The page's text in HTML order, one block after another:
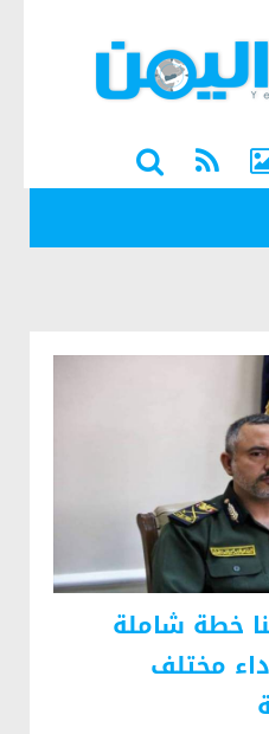
خطة شاملة
مختلف